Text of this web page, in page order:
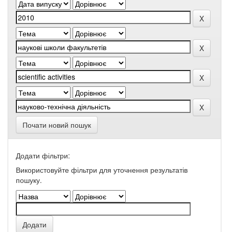
Почати новий пошук
Додати фільтри:
Використовуйте фільтри для уточнення результатів
пошуку.